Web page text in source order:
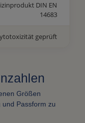
DIN EN
14683
geprüft
Größen
Passform zu